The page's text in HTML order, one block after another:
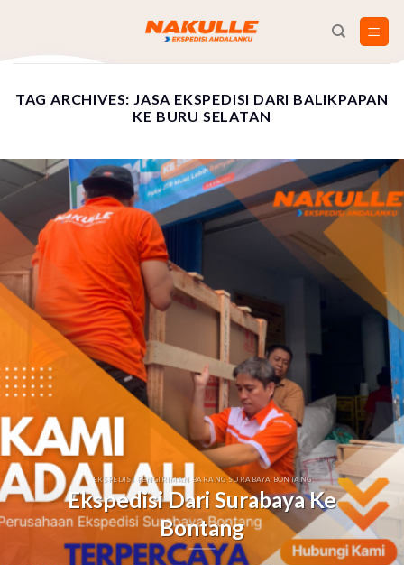
content
TAG ARCHIVES: JASA EKSPEDISI DARI BALIKPAPAN
KE BURU SELATAN
EKSPEDISI PENGIRIMAN BARANG SURABAYA BONTANG
Ekspedisi Dari Surabaya Ke
Bontang